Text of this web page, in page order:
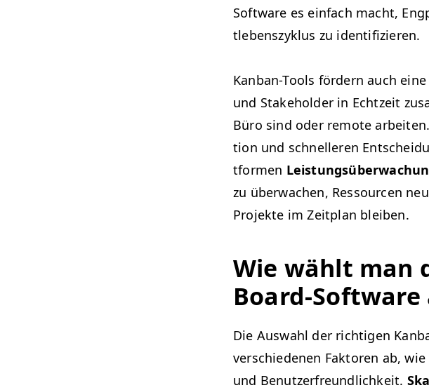
Soft­ware es ein­fach macht,
tleben­szyk­lus zu identifizieren.
Kan­ban-Tools fördern auch
und Stake­hold­er in Echtzeit
Büro sind oder remote
tion und schnelleren
tfor­men
zu überwachen, Ressourcen
Pro­jek­te im Zeit­plan bleiben.
Wie wählt man
Board-Soft­ware
Die Auswahl der richti­gen
ver­schiede­nen Fak­toren ab,
und Benutzer­fre­undlichkeit.